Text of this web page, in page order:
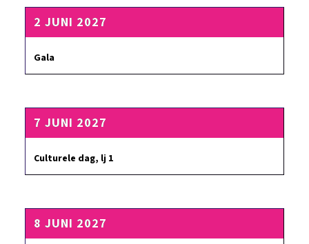
2 JUNI 2027
Gala
7 JUNI 2027
Culturele dag, lj 1
8 JUNI 2027